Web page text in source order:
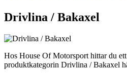
Drivlina / Bakaxel
Hos House Of Motorsport hittar du
produktkategorin Drivlina / Bakaxel